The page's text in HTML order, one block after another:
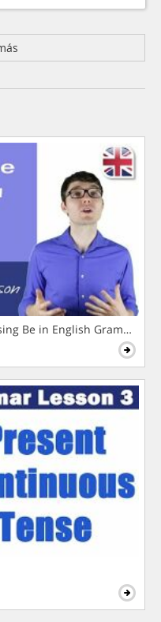
Be in English Grammar